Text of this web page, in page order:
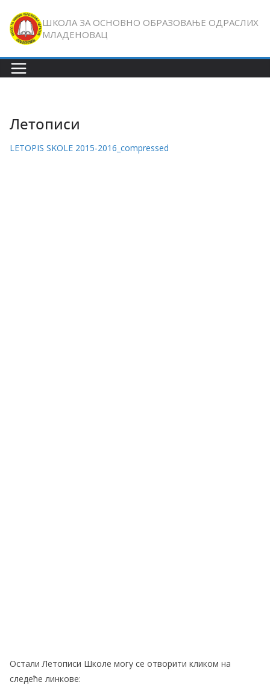
content
ШКОЛА ЗА ОСНОВНО ОБРАЗОВАЊЕ ОДРАСЛИХ
МЛАДЕНОВАЦ
Летописи
LETOPIS SKOLE 2015-2016_compressed
Остали Летописи Школе могу се отворити кликом на
следеће линкове: